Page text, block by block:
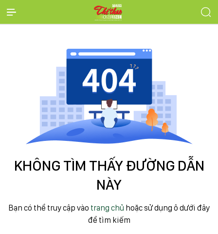
KHÔNG TÌM THẤY ĐƯỜNG DẪN
NÀY
Bạn có thể truy cập vào trang chủ hoặc sử dụng ô dưới đây
để tìm kiếm